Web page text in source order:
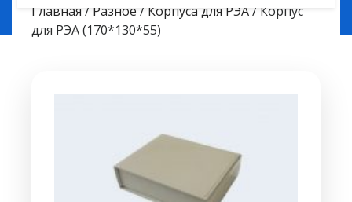
ЧипКин> > Корпус для РЭА (170*130*55)
Главная/ Разное / Корпуса для РЭА/ Корпус
для РЭА (170*130*55)